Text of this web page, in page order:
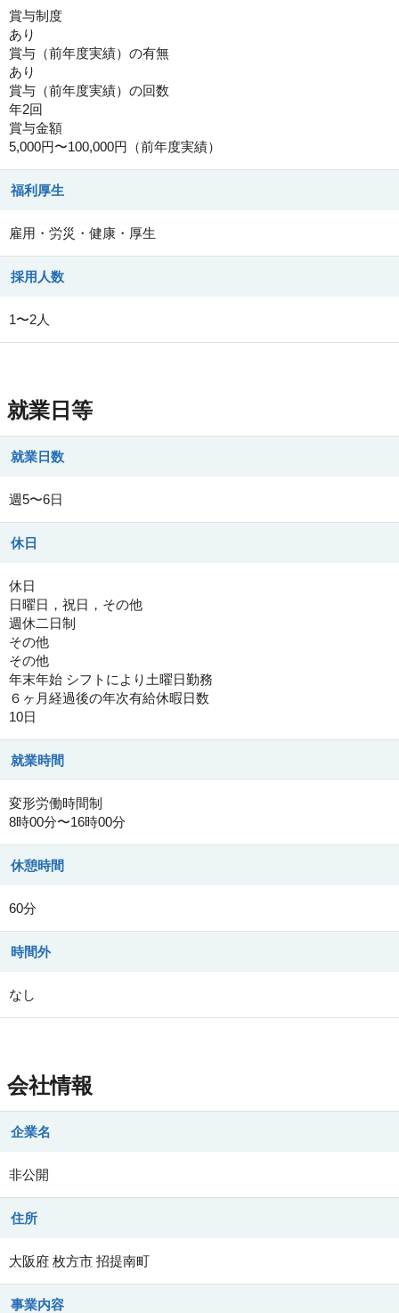
賞与制度
あり
賞与（前年度実績）の有無
あり
賞与（前年度実績）の回数
年2回
賞与金額
5,000円〜100,000円（前年度実績）
福利厚生
雇用・労災・健康・厚生
採用人数
1〜2人
就業日等
就業日数
週5〜6日
休日
休日
日曜日，祝日，その他
週休二日制
その他
その他
年末年始 シフトにより土曜日勤務
６ヶ月経過後の年次有給休暇日数
10日
就業時間
変形労働時間制
8時00分〜16時00分
休憩時間
60分
時間外
なし
会社情報
企業名
非公開
住所
大阪府 枚方市 招提南町
事業内容